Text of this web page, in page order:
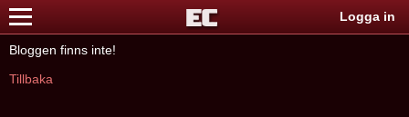
Logga in
Bloggen finns inte!
Tillbaka